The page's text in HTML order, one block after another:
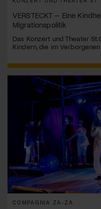
VERSTECKT – Eine
Migrationspolitik
Das Konzert und Theater
Kindern, die im
COMPAGNIA ZA-ZÀ